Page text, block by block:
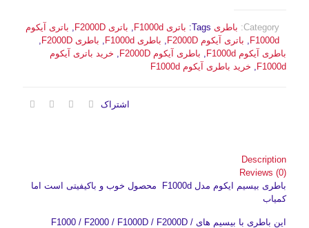
Category: باطری Tags: باتری F1000d , باتری F2000D , باتری آیکوم
F1000d
, باتری آیکوم F2000D , باطری F1000d , باطری F2000D
,
باطری آیکوم F1000d
, باطری آیکوم F2000D , خرید باتری آیکوم
F1000d
, خرید باطری آیکوم F1000d
اشتراک
Description
Reviews (0)
باطری بیسیم ایکوم مدل F1000d محصول خوب و باکیفیتی است اما
کمیاب
این باطری با بیسیم های F1000 / F2000 / F1000D / F2000D /